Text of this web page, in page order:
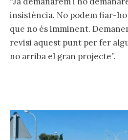
insistència. No podem fiar-
que no és imminent.
revisi aquest punt per fer
no arriba el gran projecte”.